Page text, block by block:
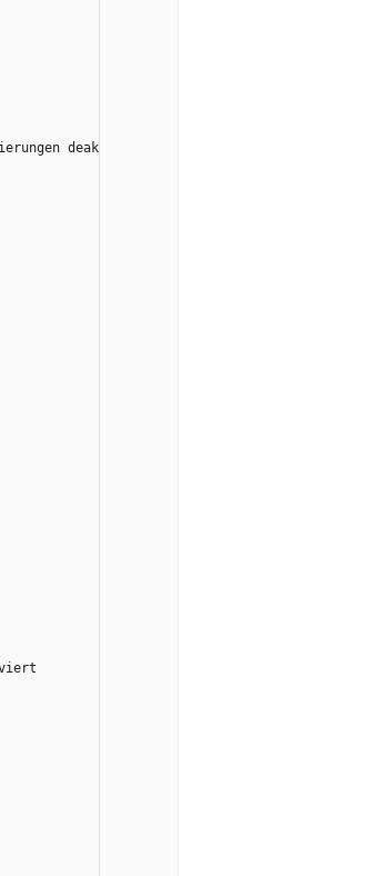
deaktiviert